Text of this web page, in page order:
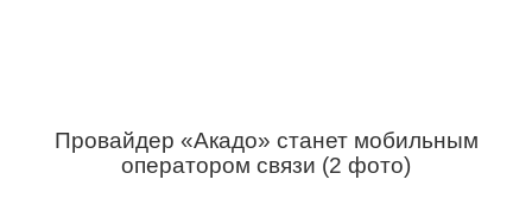
Провайдер «Акадо» станет мобильным
оператором связи (2 фото)